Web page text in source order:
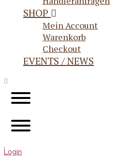
SHOP
Mein Account
Warenkorb
Checkout
EVENTS / NEWS
Login